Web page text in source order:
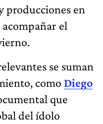
producciones en
el
se suman
como Diego
que
del ídolo